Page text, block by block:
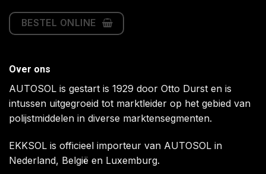
BESTEL ONLINE
Over ons
AUTOSOL is gestart is 1929 door Otto Durst en is
intussen uitgegroeid tot marktleider op het gebied van
polijstmiddelen in diverse marktensegmenten.
EKKSOL is officieel importeur van AUTOSOL in
Nederland, België en Luxemburg.